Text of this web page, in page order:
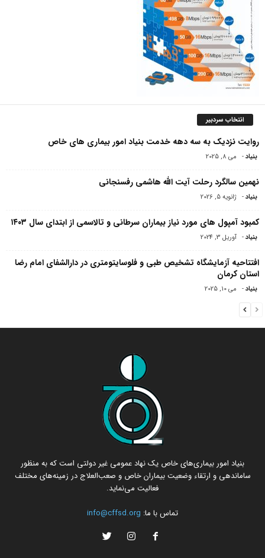
انتخاب سردبیر
روایت نزدیک به سه دهه خدمت بنیاد امور بیماری های خاص
بنیاد- می 8, 2025
نهمین سالگرد رحلت آیت الله هاشمی رفسنجانی
بنیاد- ژانویه 5, 2026
کمبود آمپول های مورد نیاز بیماران سرطانی و تالاسمی از ابتدای سال ۱۴۰۳
بنیاد- آوریل 3, 2024
افتتاحیه آزمایشگاه تشخیص طبی و فلوسایتومتری در دارالشفای امام رضا
استان کرمان
بنیاد- می 10, 2025
بنیاد امور بیماری‌های خاص یک نهاد عمومی غیر دولتی است که به منظور
ساماندهی و ارتقاء وضعیت بیماران خاص و صعب‌العلاج در زمینه‌های مختلف
فعالیت می‌نماید.
تماس با ما: info@cffsd.org